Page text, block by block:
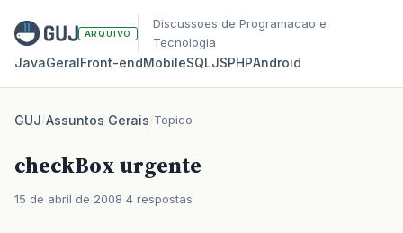
ARQUIVO
Discussoes de Programacao e
Tecnologia
JavaGeralFront‑endMobileSQLJSPHPAndroid
GUJ/Assuntos Gerais/Topico
checkBox urgente
15 de abril de 2008 4 respostas